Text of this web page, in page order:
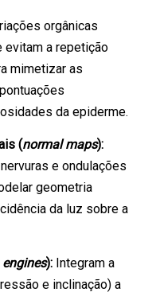
orgânicas
evitam a repetição
mimetizar as
da epiderme.
(normal maps):
e ondulações
geometria
da luz sobre a
): Integram a
e inclinação) a